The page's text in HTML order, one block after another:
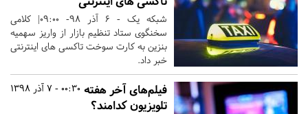
شبکه یک - 6 آذر 98- 09:00| کلامی
سخنگوی ستاد تنظیم بازار از واریز سهمیه
بنزین به کارت سوخت تاکسی های اینترنتی
خبر داد.
00:30 - 7 آذر 1398 فیلم‌های آخر هفته
تلویزیون کدامند؟